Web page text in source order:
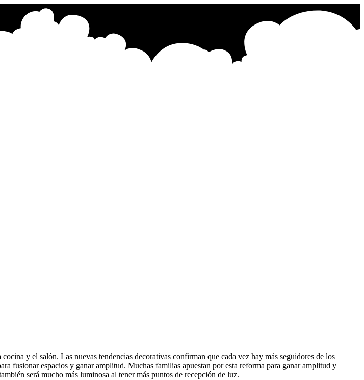
y el salón. Las nuevas tendencias decorativas confirman que cada vez hay más seguidores de los
fusionar espacios y ganar amplitud. Muchas familias apuestan por esta reforma para ganar amplitud y
será mucho más luminosa al tener más puntos de recepción de luz.